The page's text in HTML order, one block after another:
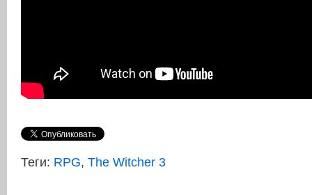
Теги: RPG, The Witcher 3